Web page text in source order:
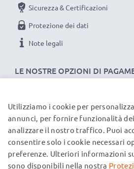
LE NOSTRE OPZIONI DI
Sicurezza & Certificazioni
Protezione dei dati
Note legali
I NOSTRI PARTNER DI
© subtel.it 2026
Tutti i prezzi includono l'IVA e sono
spedizione. Si prega di notare che
Utilizziamo i cookie per
annunci, per fornire funzionalità
analizzare il nostro traffico. Puoi
consentire solo i cookie necessari
preferenze. Ulteriori informazioni
sono disponibili nella nostra